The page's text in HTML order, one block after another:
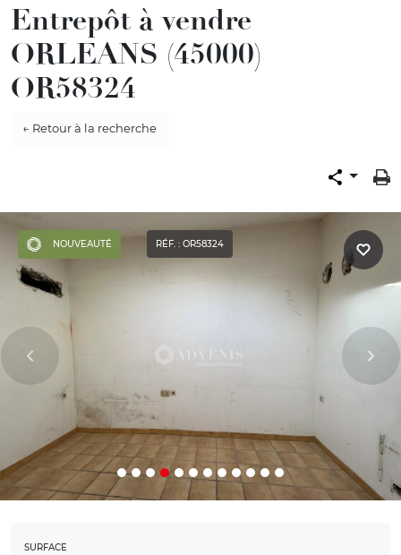
Entrepôt à vendre
ORLEANS (45000)
OR58324
← Retour à la recherche
NOUVEAUTÉ RÉF. : OR58324
SURFACE